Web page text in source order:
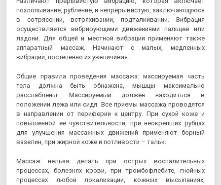
похлопывание, рубление, и непрерывистую, заключающуюся
в сотрясении, встряхивании, подталкивании. Вибрация
осуществляется вибрирующими движениями пальцев или
ладони. Для общей и местной вибрации применяют также
аппаратный массаж. Начинают с малых, медленных
вибраций, постепенно их увеличивая.
Общие правила проведения массажа: массируемая часть
тела должна быть обнажена, мышцы максимально
расслаблены. Массируемый должен находиться в
положении лежа или сидя. Все приемы массажа проводятся
в направлении от периферии к центру. При сухой коже и
повышенной ее чувствительности, при неокрепших рубцах
для улучшения массажных движений применяют борный
вазелин, при жирной коже и потливости – тальк.
Массаж нельзя делать при острых воспалительных
процессах, болезнях крови, при тромбофлебите, гнойных
процессах любой локализации, кожных высыпаниях,